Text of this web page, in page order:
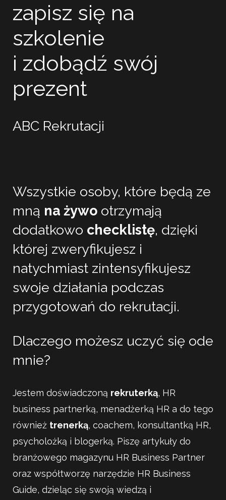
zapisz się na
szkolenie
i zdobądź swój
prezent
ABC Rekrutacji
Wszystkie osoby, które będą ze
mną na żywo otrzymają
dodatkowo checklistę, dzięki
której zweryfikujesz i
natychmiast zintensyfikujesz
swoje działania podczas
przygotowań do rekrutacji.
Dlaczego możesz uczyć się ode
mnie?
Jestem doświadczoną rekruterką, HR
business partnerką, menadżerką HR a do tego
również trenerką, coachem, konsultantką HR,
psycholożką i blogerką. Piszę artykuły do
branżowego magazynu HR Business Partner
oraz współtworzę narzędzie HR Business
Guide, dzieląc się swoją wiedzą i